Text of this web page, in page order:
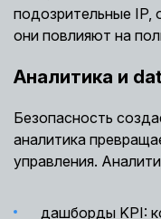
подозрительные IP,
они повлияют на
Аналитика и
Безопасность
аналитика
управления.
дашборды KPI: